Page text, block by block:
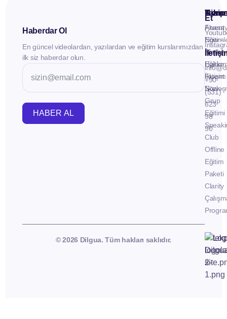
Haberdar Ol
En güncel videolardan, yazılardan ve eğitim kurslarımızdan
ilk siz haberdar olun.
HABER AL
İletişim
Fluent
Now -
Birebir
Eğitim
Fluent
Now -
Grup
Eğitimi
Club
Offline
Eğitim
Paketi
Clarity
Takip
Et
+90
(531)
623
98
90
© 2026 Dilgua. Tüm hakları saklıdır.